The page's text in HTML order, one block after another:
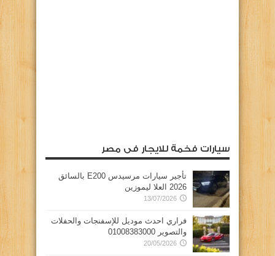
سيارات فخمة للايجار فى مصر
تأجير سيارات مرسيدس E200 بالسائق
2026 العلا ليموزين
13/07/2026
فراري احدث موديل للإسفنجات والحفلات
والتصوير 01008383000
20/05/2026